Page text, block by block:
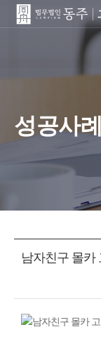
성공사례
남자친구 몰카